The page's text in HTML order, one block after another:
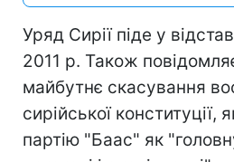
Уряд Сирії піде у
2011 р. Також
майбутнє скасування
сирійської конституції,
партію "Баас" як